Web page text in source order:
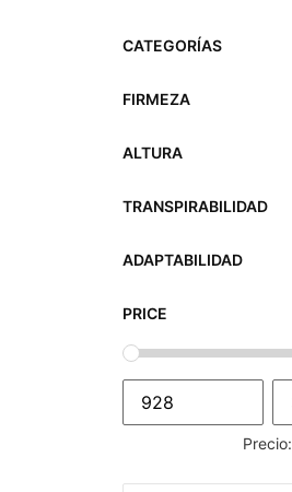
CATEGORÍAS
FIRMEZA
ALTURA
TRANSPIRABILIDAD
ADAPTABILIDAD
PRICE
Precio: